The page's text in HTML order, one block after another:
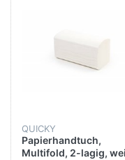
QUICKY
Papierhandtuch,
Multifold, 2-lagig,